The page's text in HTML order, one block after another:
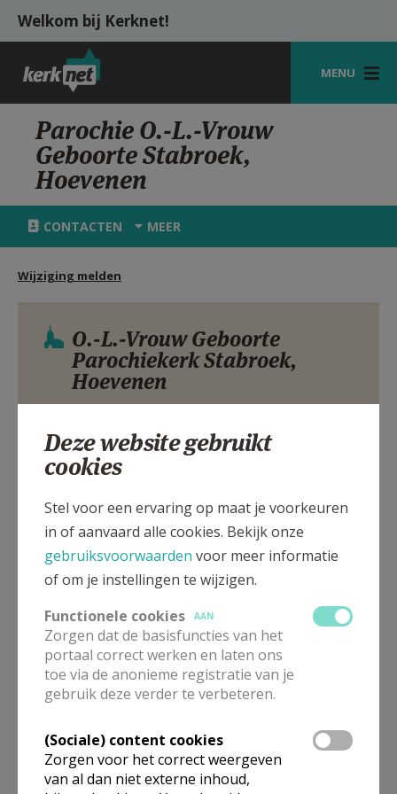
Overslaan en naar de inhoud gaan
Welkom bij Kerknet!
MENU
STARTPAGINA
KERK
SHOP
ZOEKEN
MIJN PAROCHIE
AANMELDEN OF REGISTREREN
Parochie O.-L.-Vrouw
Geboorte Stabroek,
Hoevenen
CONTACTEN MEER
Wijziging melden
O.-L.-Vrouw Geboorte
Parochiekerk Stabroek,
Hoevenen
2940Hoevenen
In deze kerk vinden geen weekendvieringen plaats. Via de
onderstaande lijst kan je het aanbod van kerken in de buurt
Deze website gebruikt
cookies
Stel voor een ervaring op maat je voorkeuren
in of aanvaard alle cookies. Bekijk onze
gebruiksvoorwaarden voor meer informatie
of om je instellingen te wijzigen.
Functionele cookies
AAN
Zorgen dat de basisfuncties van het
portaal correct werken en laten ons
toe via de anonieme registratie van je
gebruik deze verder te verbeteren.
(Sociale) content cookies
Zorgen voor het correct weergeven
van al dan niet externe inhoud,